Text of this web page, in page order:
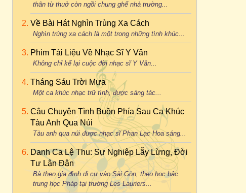
thân từ thuở còn ngồi chung ghế nhà trường...
Về Bài Hát Nghìn Trùng Xa Cách
Nghìn trùng xa cách là một trong những tình khúc...
Phim Tài Liệu Về Nhạc Sĩ Y Vân
Không chỉ kể lại cuộc đời nhạc sĩ Y Vân...
Tháng Sáu Trời Mưa
Một ca khúc nhạc trữ tình, được sáng tác...
Câu Chuyện Tình Buồn Phía Sau Ca Khúc
Tàu Anh Qua Núi
Tàu anh qua núi được nhạc sĩ Phan Lạc Hoa sáng...
Danh Ca Lệ Thu: Sự Nghiệp Lẫy Lừng, Đời
Tư Lận Đận
Bà theo gia đình di cư vào Sài Gòn, theo học bậc
trung học Pháp tại trường Les Lauriers...